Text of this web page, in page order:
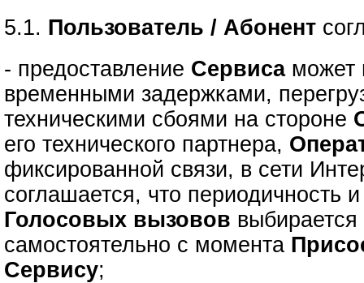
5.1. Пользователь / Абонент
- предоставление Сервиса может
временными задержками,
техническими сбоями на стороне
его технического партнера,
фиксированной связи, в сети
соглашается, что периодичность
Голосовых вызовов выбирается
самостоятельно с момента
Сервису;